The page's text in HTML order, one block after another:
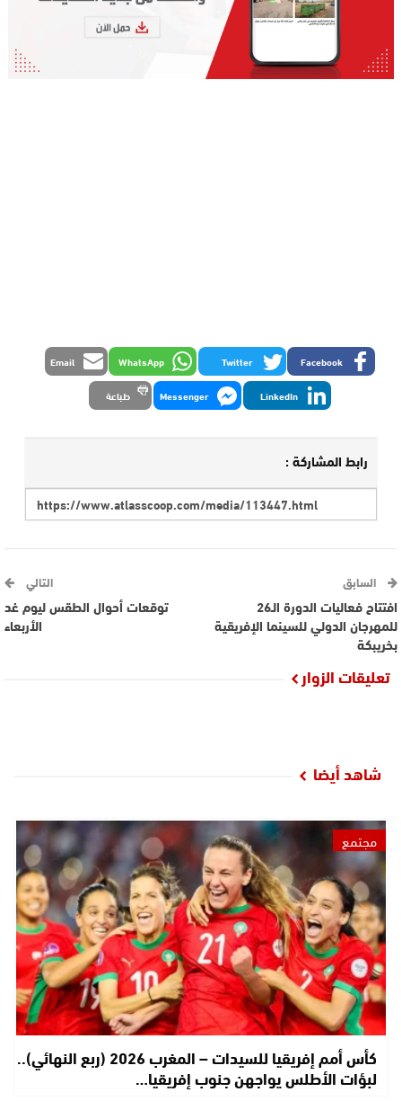
Facebook
Twitter
WhatsApp
Email
LinkedIn
Messenger طباعة
رابط المشاركة :
السابق
افتتاح فعاليات الدورة الـ26
للمهرجان الدولي للسينما الإفريقية
بخريبكة
التالي
توقعات أحوال الطقس ليوم غد
الأربعاء
تعليقات الزوار
شاهد أيضا
مجتمع
كأس أمم إفريقيا للسيدات – المغرب 2026 (ربع النهائي)..
لبؤات الأطلس يواجهن جنوب إفريقيا…